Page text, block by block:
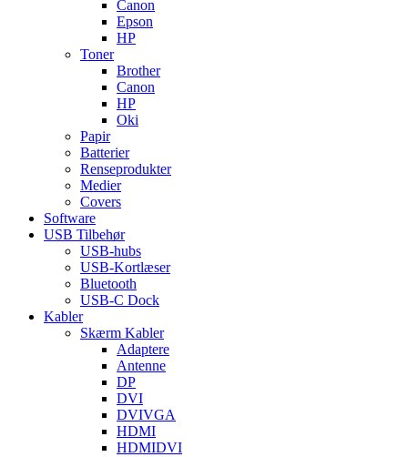
Canon
Epson
HP
Toner
Brother
Canon
HP
Oki
Papir
Batterier
Renseprodukter
Medier
Covers
Software
USB Tilbehør
USB-hubs
USB-Kortlæser
Bluetooth
USB-C Dock
Kabler
Skærm Kabler
Adaptere
Antenne
DP
DVI
DVIVGA
HDMI
HDMIDVI